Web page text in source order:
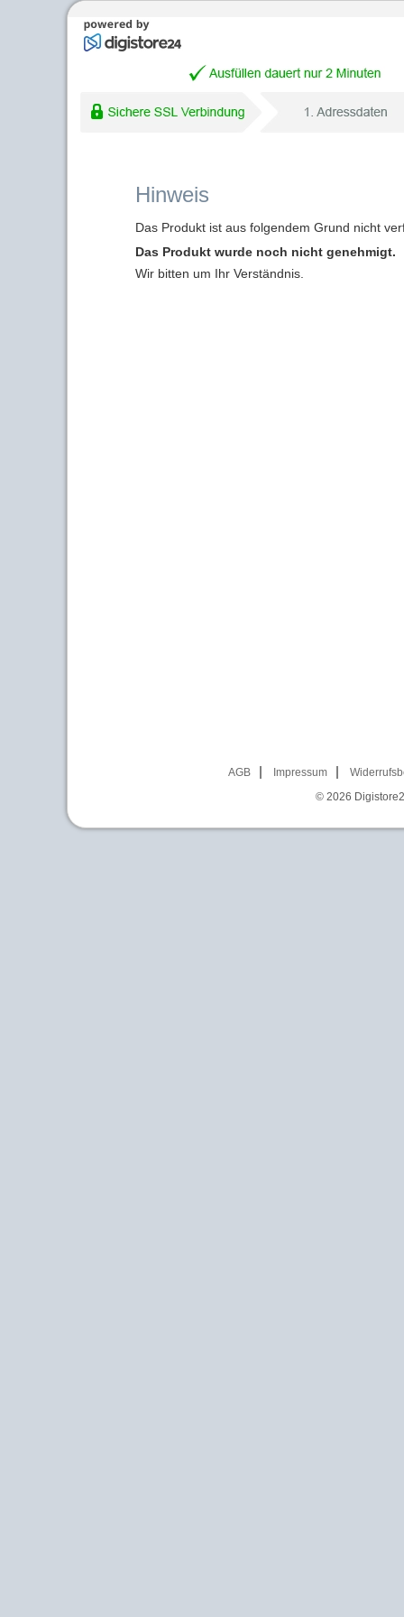
Hinweis
Das Produkt ist aus folgendem Grund nicht
Das Produkt wurde noch nicht genehmigt.
Wir bitten um Ihr Verständnis.
AGB Impressum
© 2026